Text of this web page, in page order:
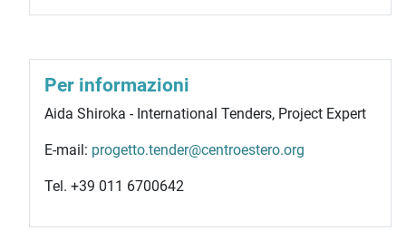
Per informazioni
Aida Shiroka - International Tenders, Project Expert
E-mail: progetto.tender@centroestero.org
Tel. +39 011 6700642